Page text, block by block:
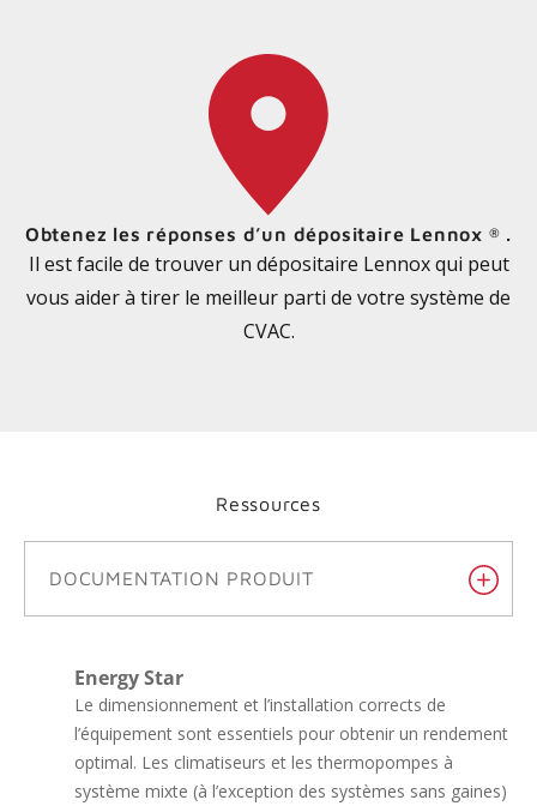
Obtenez les réponses d’un dépositaire Lennox ® .
Il est facile de trouver un dépositaire Lennox qui peut
vous aider à tirer le meilleur parti de votre système de
CVAC.
Ressources
DOCUMENTATION PRODUIT
Energy Star
Le dimensionnement et l’installation corrects de
l’équipement sont essentiels pour obtenir un rendement
optimal. Les climatiseurs et les thermopompes à
système mixte (à l’exception des systèmes sans gaines)